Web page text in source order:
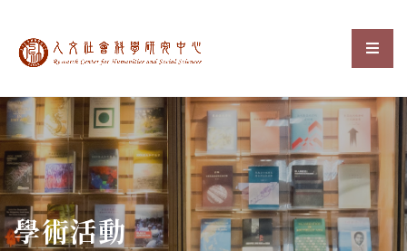
中央研究院人文社會科選
:::
學術活動